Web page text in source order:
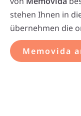
stehen Ihnen in
übernehmen die
Memovida